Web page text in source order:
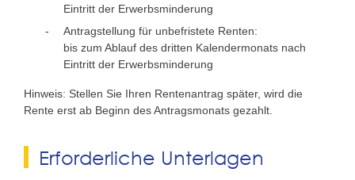
Eintritt der Erwerbsminderung
Antragstellung für unbefristete Renten:
bis zum Ablauf des dritten Kalendermonats nach
Eintritt der Erwerbsminderung
Hinweis: Stellen Sie Ihren Rentenantrag später, wird die
Rente erst ab Beginn des Antragsmonats gezahlt.
Erforderliche Unterlagen